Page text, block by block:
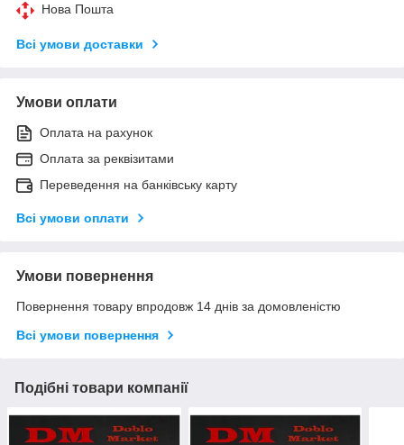
Нова Пошта
Всі умови доставки
Умови оплати
Оплата на рахунок
Оплата за реквізитами
Переведення на банківську карту
Всі умови оплати
Умови повернення
Повернення товару впродовж 14 днів за домовленістю
Всі умови повернення
Подібні товари компанії